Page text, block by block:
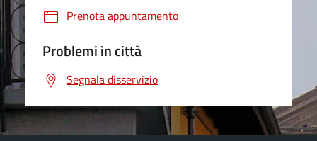
Prenota appuntamento
Problemi in città
Segnala disservizio